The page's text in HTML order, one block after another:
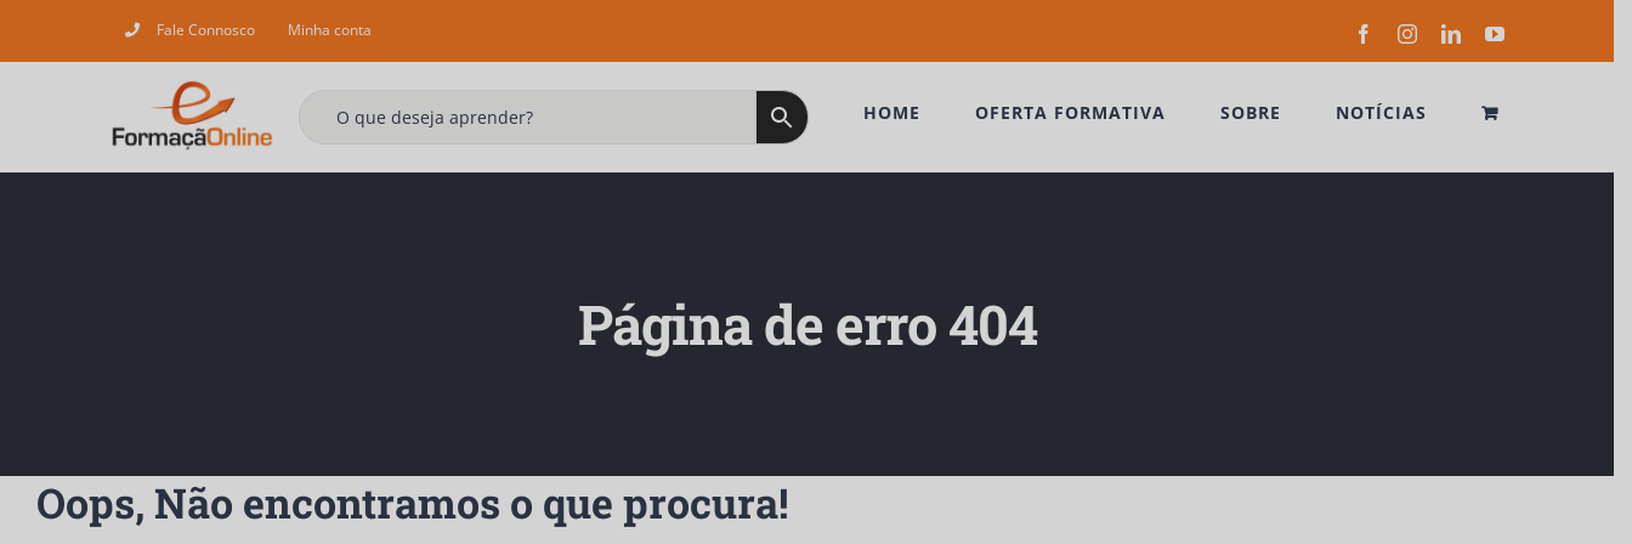
to
Fale Connosco Minha conta FacebookInstagramLinkedInYouTube
HOME OFERTA FORMATIVA SOBRE NOTÍCIAS
Página de erro 404
Oops, Não encontramos o que procura!
Subscreva a nossa Newsletter!